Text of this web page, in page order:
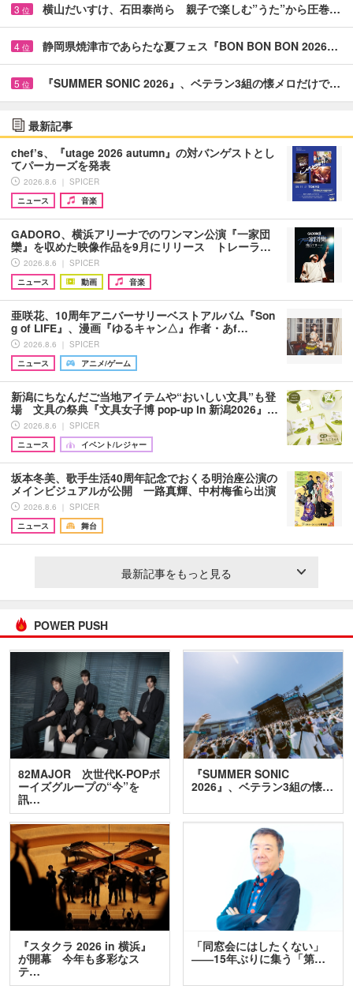
3 位 横山だいすけ、石田泰尚ら 親子で楽しむ”うた”から圧巻…
4 位 静岡県焼津市であらたな夏フェス『BON BON BON 2026…
5 位 『SUMMER SONIC 2026』、ベテラン3組の懐メロだけで…
最新記事
chef’s、『utage 2026 autumn』の対バンゲストとし
てパーカーズを発表
2026.8.6 ｜ SPICER
ニュース
音楽
GADORO、横浜アリーナでのワンマン公演『一家団
欒』を収めた映像作品を9月にリリース トレーラ…
2026.8.6 ｜ SPICER
ニュース
動画 音楽
亜咲花、10周年アニバーサリーベストアルバム『Son
g of LIFE』、漫画『ゆるキャン△』作者・あf…
2026.8.6 ｜ SPICER
ニュース
アニメ/ゲーム
新潟にちなんだご当地アイテムや“おいしい文具”も登
場 文具の祭典『文具女子博 pop-up in 新潟2026』…
2026.8.6 ｜ SPICER
ニュース
イベント/レジャー
坂本冬美、歌手生活40周年記念でおくる明治座公演の
メインビジュアルが公開 一路真輝、中村梅雀ら出演
2026.8.6 ｜ SPICER
ニュース
舞台
最新記事をもっと見る
POWER PUSH
82MAJOR 次世代K-POPボ
ーイズグループの“今”を
訊…
『SUMMER SONIC
2026』、ベテラン3組の懐…
『スタクラ 2026 in 横浜』
が開幕 今年も多彩なス
テ…
「同窓会にはしたくない」
――15年ぶりに集う「第…